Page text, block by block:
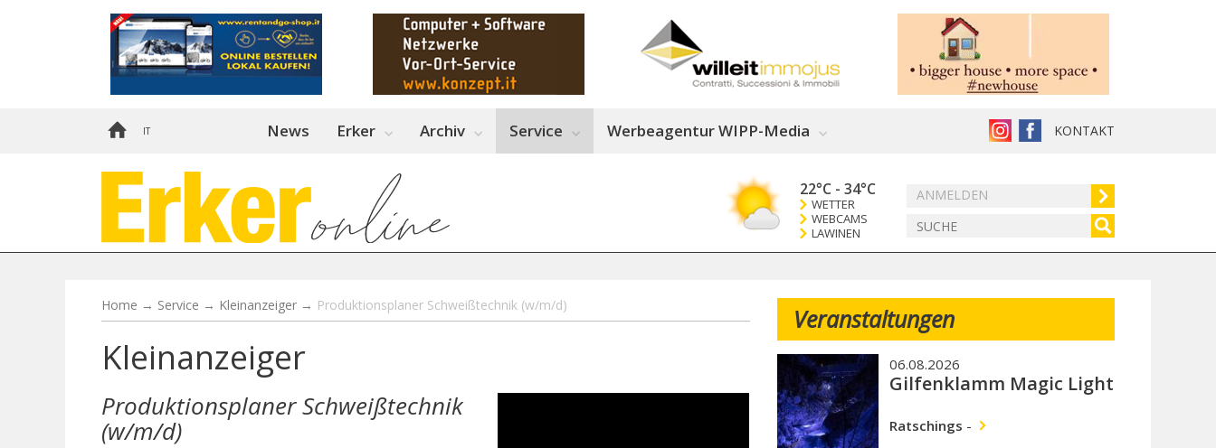
IT KONTAKT
News Erker Archiv Service Werbeagentur WIPP-Media
ANMELDEN
22°C - 34°C
WETTER
WEBCAMS
LAWINEN
Home → Service → Kleinanzeiger → Produktionsplaner Schweißtechnik (w/m/d)
Kleinanzeiger
Produktionsplaner Schweißtechnik
(w/m/d)
Veranstaltungen
06.08.2026
Gilfenklamm Magic Light
Ratschings -